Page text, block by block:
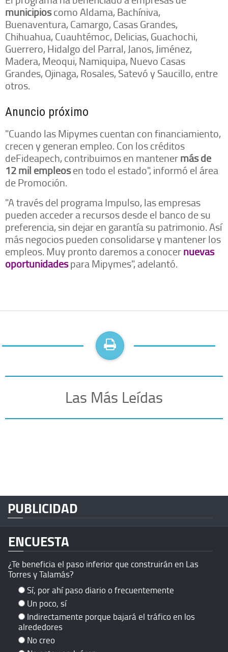
municipioscomo Aldama, Bachíniva,
Buenaventura, Camargo, Casas Grandes,
Chihuahua, Cuauhtémoc, Delicias, Guachochi,
Guerrero, Hidalgo del Parral, Janos, Jiménez,
Madera, Meoqui, Namiquipa, Nuevo Casas
Grandes, Ojinaga, Rosales, Satevó y Saucillo, entre
otros.
Anuncio próximo
"Cuando las Mipymes cuentan con financiamiento,
crecen y generan empleo. Con los créditos
deFideapech, contribuimos en mantenermás de
12 mil empleosen todo el estado", informó el área
de Promoción.
"A través del programa Impulso, las empresas
pueden acceder a recursos desde el banco de su
preferencia, sin dejar en garantía su patrimonio. Así
más negocios pueden consolidarse y mantener los
empleos. Muy pronto daremos a conocernuevas
oportunidadespara Mipymes", adelantó.
Las Más Leídas
PUBLICIDAD
ENCUESTA
¿Te beneficia el paso inferior que construirán en Las
Torres y Talamás?
Sí, por ahí paso diario o frecuentemente
Un poco, sí
Indirectamente porque bajará el tráfico en los
alrededores
No creo